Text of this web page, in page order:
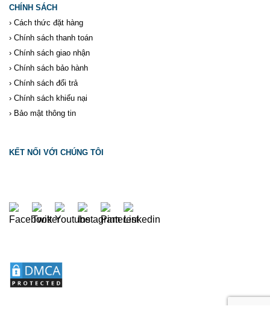
CHÍNH SÁCH
› Cách thức đặt hàng
› Chính sách thanh toán
› Chính sách giao nhận
› Chính sách bảo hành
› Chính sách đổi trả
› Chính sách khiếu nại
› Bảo mật thông tin
KẾT NỐI VỚI CHÚNG TÔI